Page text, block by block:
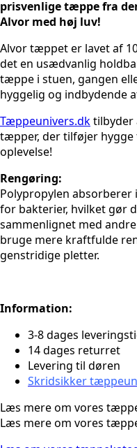
prisvenlige tæppe fra
Alvor med høj luv!
Alvor tæppet er lavet af
det en usædvanlig
tæppe i stuen, gangen
hyggelig og indbydende
Tæppeunivers.dktilbyder
tæpper, der tilføjer hygge
oplevelse!
Rengøring:
Polypropylen
for bakterier, hvilket gør
sammenlignet med
bruge mere kraftfulde
genstridige pletter.
Information:
3-8 dages
14 dages returret
Levering til døren
Skridsikker
Læs mere om vores
Læs mere om vores